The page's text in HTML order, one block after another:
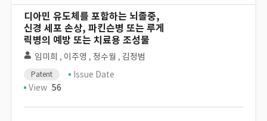
디아민 유도체를 포함하는 뇌졸중,
신경 세포 손상, 파킨슨병 또는 루게
릭병의 예방 또는 치료용 조성물
임미희 , 이주영 , 정수월 , 김정범
Patent
Issue Date
View 56